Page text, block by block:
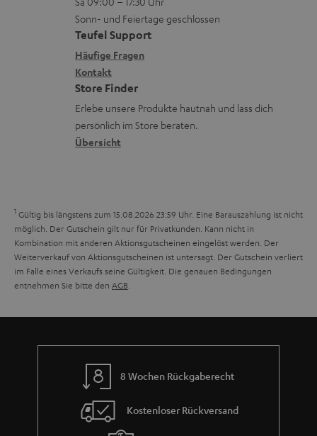
r
s
a
n
d
u
r
G
a
r
a
n
e
ä
t
e
R
ü
c
k
m
e
L
e
x
i
k
o
n
t
a
k
t
d
a
t
Sonn- und Feiertage geschlossen
Teufel Support
Häufige Fragen
Kontakt
Store Finder
Erlebe unsere Produkte hautnah und lass dich
persönlich im Store beraten.
Übersicht
1 Gültig bis längstens zum 15.08.2026 23:59 Uhr. Eine Barauszahlung ist nicht
möglich. Der Gutschein gilt nur für Privatkunden. Kann nicht in
Kombination mit anderen Aktionsgutscheinen eingelöst werden. Der
Weiterverkauf von Aktionsgutscheinen ist untersagt. Der Gutschein verliert
im Falle eines Verkaufs seine Gültigkeit. Die genauen Bedingungen
entnehmen Sie bitte den AGB.
8 Wochen Rückgaberecht
Kostenloser Rückversand